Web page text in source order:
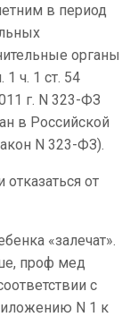
в период
органы
ч. 1 ст. 54
г. N 323-ФЗ
в Российской
N 323-ФЗ).
от
«залечат».
проф мед
с
N 1 к